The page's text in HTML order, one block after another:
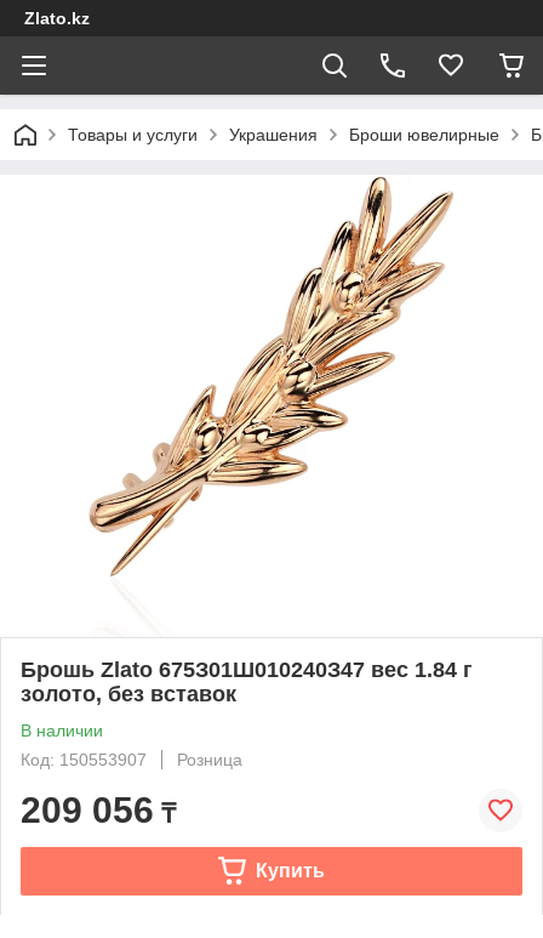
Zlato.kz
Товары и услуги Украшения Броши ювелирные
Брошь Zlato 675З01Ш010240З47 вес 1.84 г
золото, без вставок
В наличии
Код: 150553907
Розница
209 056 ₸
Купить